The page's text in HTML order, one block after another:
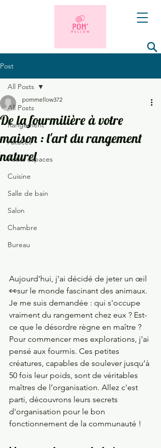
Post
All Posts
Rangement
Astuces
Petits espaces
Cuisine
Salle de bain
Salon
Chambre
Bureau
All Posts
De la fourmilière à votre
maison : l'art du rangement
naturel
pommellow372
Aujourd'hui, j'ai décidé de jeter un œil
👀sur le monde fascinant des animaux.
Je me suis demandée : qui s'occupe
vraiment du rangement chez eux ? Est-
ce que le désordre règne en maître ?
Pour commencer mes explorations, j'ai
pensé aux fourmis. Ces petites
créatures, capables de soulever jusqu’à
50 fois leur poids, sont de véritables
maîtres de l’organisation. Allez c'est
parti, découvrons leurs secrets
d'organisation pour le bon
fonctionnement de la communauté !